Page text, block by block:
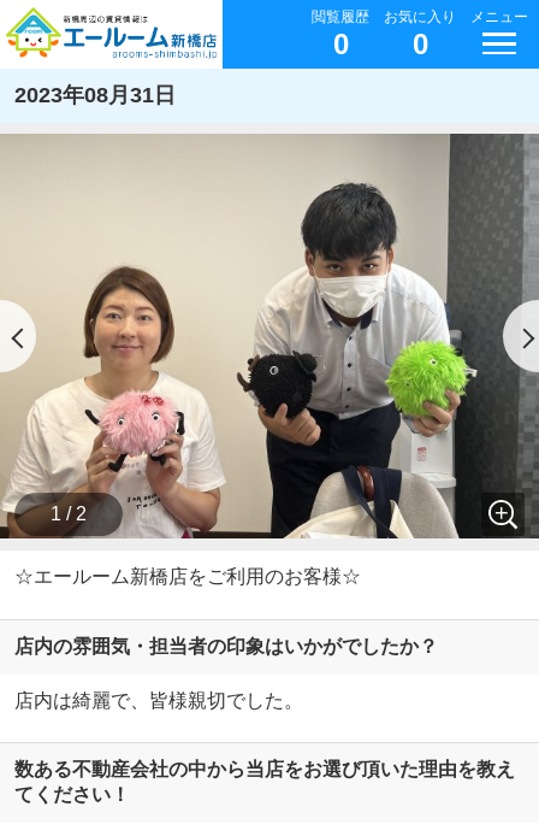
閲覧履歴
0
お気に入り
0
メニュー
2023年08月31日
1 / 2
☆エールーム新橋店をご利用のお客様☆
店内の雰囲気・担当者の印象はいかがでしたか？
店内は綺麗で、皆様親切でした。
数ある不動産会社の中から当店をお選び頂いた理由を教え
てください！